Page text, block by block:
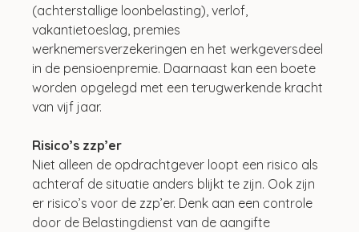
(achterstallige loonbelasting), verlof,
vakantietoeslag, premies
werknemersverzekeringen en het werkgeversdeel
in de pensioenpremie. Daarnaast kan een boete
worden opgelegd met een terugwerkende kracht
van vijf jaar.
Risico’s zzp’er
Niet alleen de opdrachtgever loopt een risico als
achteraf de situatie anders blijkt te zijn. Ook zijn
er risico’s voor de zzp’er. Denk aan een controle
door de Belastingdienst van de aangifte